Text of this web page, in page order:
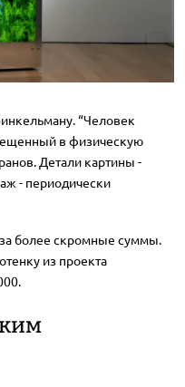
“Человек
в физическую
Детали картины -
- периодически
более скромные суммы.
из проекта